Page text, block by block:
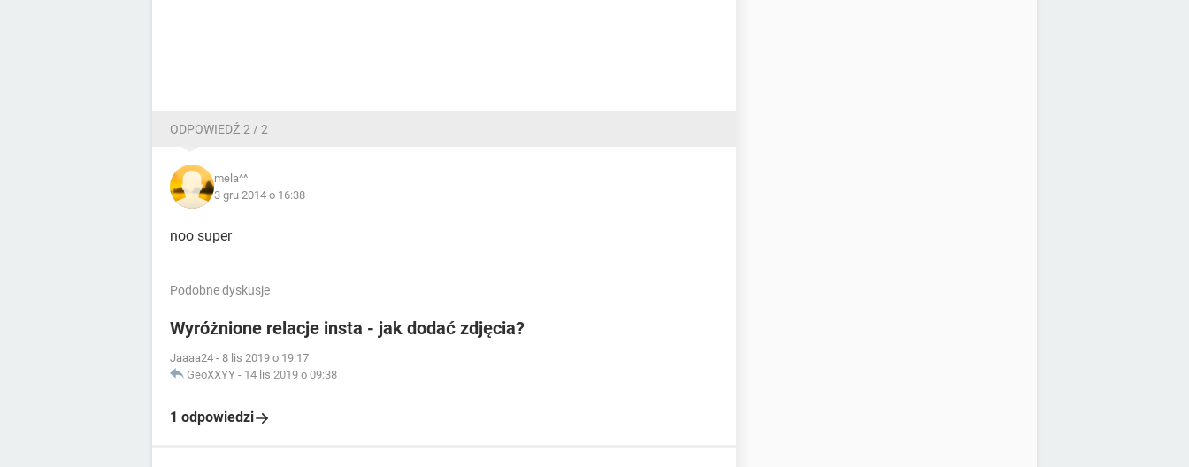
ODPOWIEDŹ 2 / 2
mela^^
3 gru 2014 o 16:38
noo super
Podobne dyskusje
Wyróżnione relacje insta - jak dodać zdjęcia?
Jaaaa24 - 8 lis 2019 o 19:17
GeoXXYY - 14 lis 2019 o 09:38
1 odpowiedzi